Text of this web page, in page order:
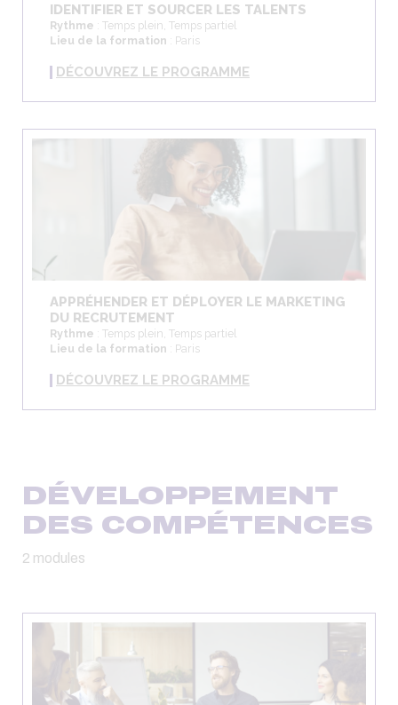
IDENTIFIER ET SOURCER LES TALENTS
Rythme : Temps plein, Temps partiel
Lieu de la formation : Paris
DÉCOUVREZ LE PROGRAMME
APPRÉHENDER ET DÉPLOYER LE MARKETING
DU RECRUTEMENT
Rythme : Temps plein, Temps partiel
Lieu de la formation : Paris
DÉCOUVREZ LE PROGRAMME
DÉVELOPPEMENT
DES COMPÉTENCES
2 modules